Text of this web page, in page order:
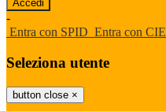
-
Entra con SPID Entra con CIE
Seleziona utente
button close ×